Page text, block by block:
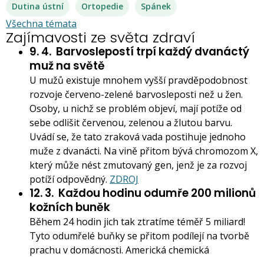
Dutina ústní Ortopedie Spánek
Všechna témata
Zajímavosti ze světa zdraví
9. 4. Barvoslepostí trpí každý dvanáctý
muž na světě
U mužů existuje mnohem vyšší pravděpodobnost
rozvoje červeno-zelené barvosleposti než u žen.
Osoby, u nichž se problém objeví, mají potíže od
sebe odlišit červenou, zelenou a žlutou barvu.
Uvádí se, že tato zraková vada postihuje jednoho
muže z dvanácti. Na vině přitom bývá chromozom X,
který může nést zmutovaný gen, jenž je za rozvoj
potíží odpovědný. ZDROJ
12. 3. Každou hodinu odumře 200 milionů
kožních buněk
Během 24 hodin jich tak ztratíme téměř 5 miliard!
Tyto odumřelé buňky se přitom podílejí na tvorbě
prachu v domácnosti. Americká chemická